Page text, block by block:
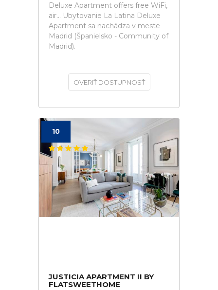
Deluxe Apartment offers free WiFi,
air... Ubytovanie La Latina Deluxe
Apartment sa nachádza v meste
Madrid (Španielsko - Community of
Madrid).
OVERIŤ DOSTUPNOSŤ
10
JUSTICIA APARTMENT II BY
FLATSWEETHOME